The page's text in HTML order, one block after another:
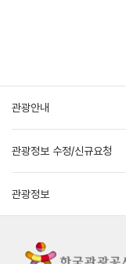
관광안내
관광정보 수정/신규요청
관광정보